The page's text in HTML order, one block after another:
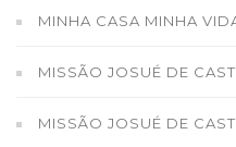
MINHA CASA MINHA
MISSÃO JOSUÉ DE
MISSÃO JOSUÉ DE